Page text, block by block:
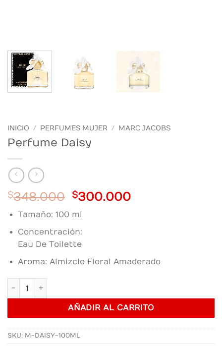
INICIO / PERFUMES MUJER / MARC JACOBS
Perfume Daisy
$348.000 Original
price
was:
$348.000.
$300.000Current
Tamaño: 100 ml
Concentración:
Eau De Toilette
Aroma: Almizcle Floral Amaderado
Perfume Daisy cantidad
AÑADIR AL CARRITO
SKU: M-DAISY-100ML